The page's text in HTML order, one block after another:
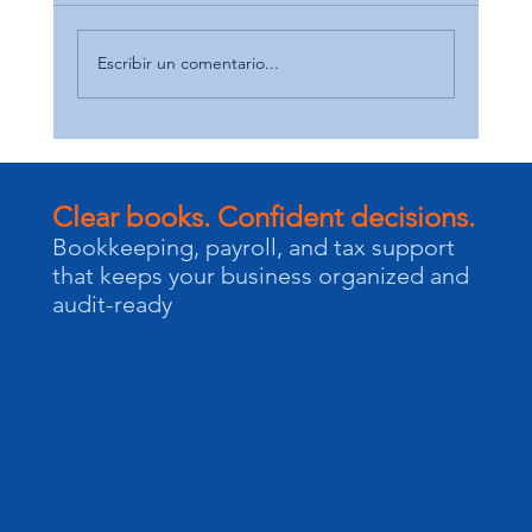
Escribir un comentario...
Clear books. Confident decisions.
Bookkeeping, payroll, and tax support
that keeps your business organized and
audit-ready